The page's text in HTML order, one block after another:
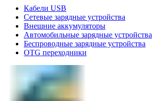
Кабели USB
Сетевые зарядные устройства
Внешние аккумуляторы
Автомобильные зарядные устройства
Беспроводные зарядные устройства
OTG переходники